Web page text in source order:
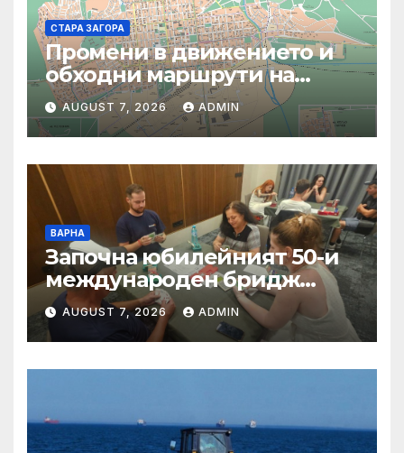
СТАРА ЗАГОРА
Промени в движението и
обходни маршрути на
градския транспорт на 7
август
AUGUST 7, 2026 ADMIN
ВАРНА
Започна юбилейният 50-и
международен бридж
фестивал „Варна“
AUGUST 7, 2026 ADMIN